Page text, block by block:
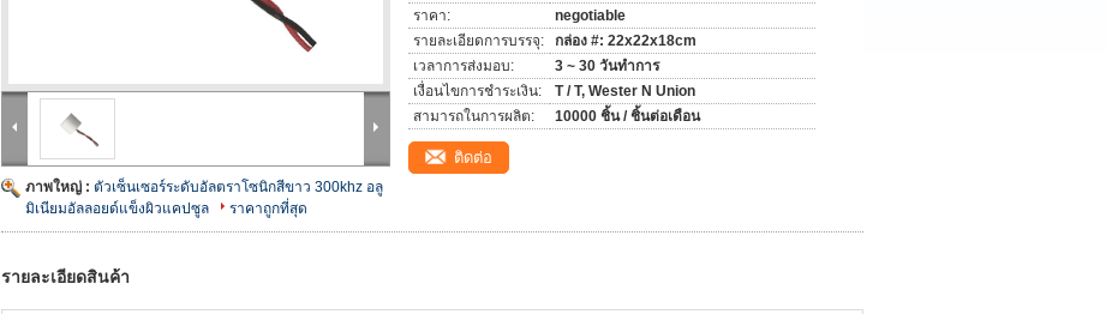
ภาพใหญ่ : ตัวเซ็นเซอร์ระดับอัลตราโซนิกสีขาว 300khz อลู
มิเนียมอัลลอยด์แข็งผิวแคปซูล
ราคาถูกที่สุด
ราคา:
negotiable
รายละเอียดการบรรจุ:
กล่อง #: 22x22x18cm
เวลาการส่งมอบ:
3 ~ 30 วันทำการ
เงื่อนไขการชำระเงิน:
T / T, Wester N Union
สามารถในการผลิต:
10000 ชิ้น / ชิ้นต่อเดือน
ติดต่อ
รายละเอียดสินค้า